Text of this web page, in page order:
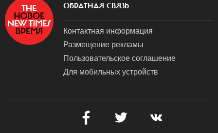
ОБРАТНАЯ СВЯЗЬ
Контактная информация
Размещение рекламы
Пользовательское соглашение
Для мобильных устройств